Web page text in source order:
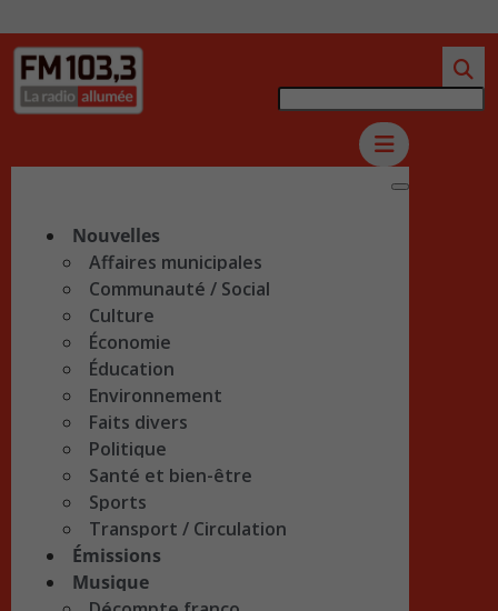
Nouvelles
Affaires municipales
Communauté / Social
Culture
Économie
Éducation
Environnement
Faits divers
Politique
Santé et bien-être
Sports
Transport / Circulation
Émissions
Musique